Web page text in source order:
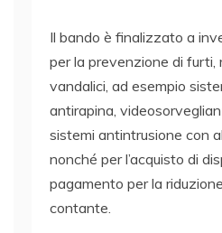
Il bando è finalizzato a
per la prevenzione di furti,
vandalici, ad esempio
antirapina,
sistemi antintrusione con
nonché per l’acquisto di
pagamento per la
contante.